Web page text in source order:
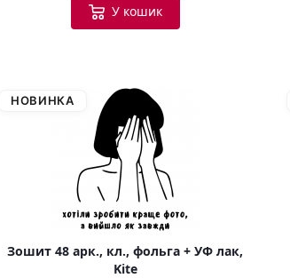
У кошик
НОВИНКА
Зошит 48 арк., кл., фольга + УФ лак,
Kite